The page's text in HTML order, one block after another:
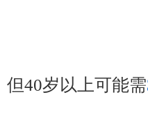
但40岁以上可能需